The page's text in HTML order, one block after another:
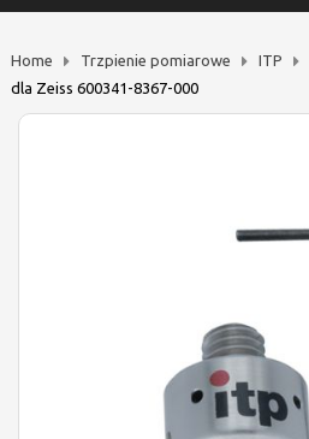
Home Trzpienie pomiarowe ITP
dla Zeiss 600341-8367-000